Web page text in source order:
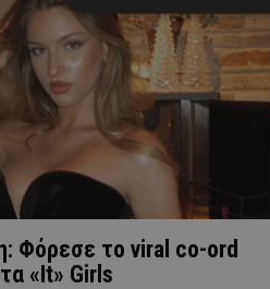
Φόρεσε το viral co-ord
«It» Girls